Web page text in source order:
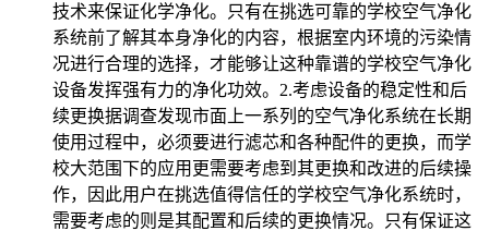
技术来保证化学净化。只有在挑选可靠的学校空气净化
系统前了解其本身净化的内容，根据室内环境的污染情
况进行合理的选择，才能够让这种靠谱的学校空气净化
设备发挥强有力的净化功效。2.考虑设备的稳定性和后
续更换据调查发现市面上一系列的空气净化系统在长期
使用过程中，必须要进行滤芯和各种配件的更换，而学
校大范围下的应用更需要考虑到其更换和改进的后续操
作，因此用户在挑选值得信任的学校空气净化系统时，
需要考虑的则是其配置和后续的更换情况。只有保证这